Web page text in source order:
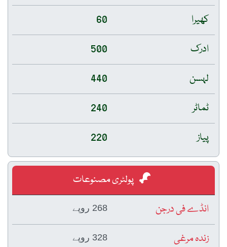
کھیرا
60
ادرک
500
لہسن
440
ٹماٹر
240
پیاز
220
پولٹری مصنوعات
انڈے فی درجن
268 روپے
زندہ مرغی 328 روپے